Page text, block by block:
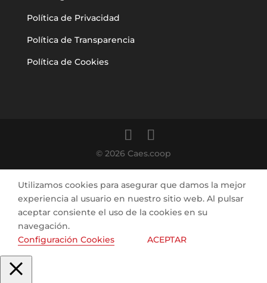
Política de Privacidad
Política de Transparencia
Política de Cookies
© 2026 Caes.coop
Utilizamos cookies para asegurar que damos la mejor
experiencia al usuario en nuestro sitio web. Al pulsar
aceptar consiente el uso de la cookies en su
navegación.
Configuración Cookies
ACEPTAR